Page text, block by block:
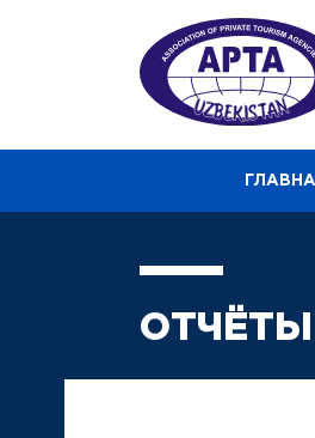
ОТЧЁТЫ